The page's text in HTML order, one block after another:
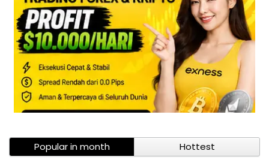
Popular in month
Hottest